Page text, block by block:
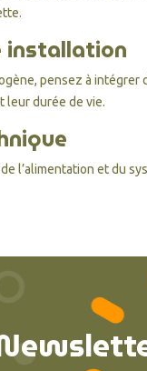
installation
pensez à intégrer
leur durée de vie.
l’alimentation et du